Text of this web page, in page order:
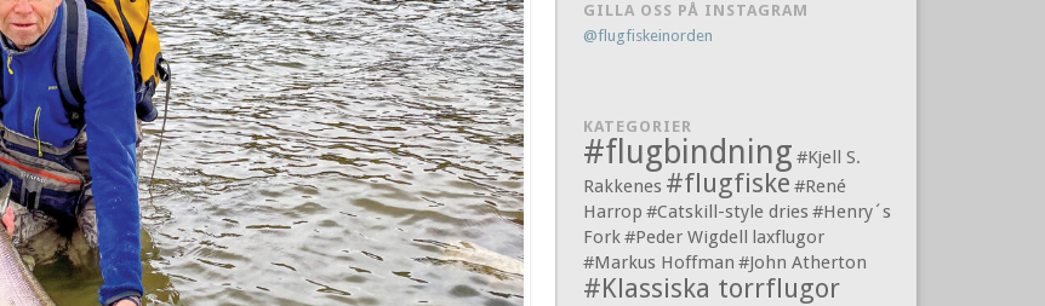
GILLA OSS PÅ INSTAGRAM
@flugfiskeinorden
KATEGORIER
#flugbindning #Kjell S.
Rakkenes #flugfiske #René
Harrop #Catskill-style dries #Henry´s
Fork#Peder Wigdell laxflugor
#Markus Hoffman #John Atherton
#Klassiska torrflugor